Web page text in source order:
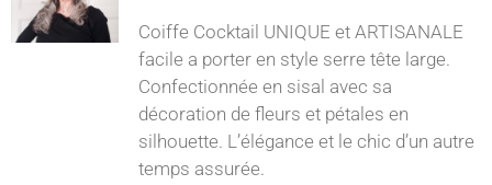
Coiffe Cocktail UNIQUE et ARTISANALE
facile a porter en style serre tête large.
Confectionnée en sisal avec sa
décoration de fleurs et pétales en
silhouette. L’élégance et le chic d’un autre
temps assurée.